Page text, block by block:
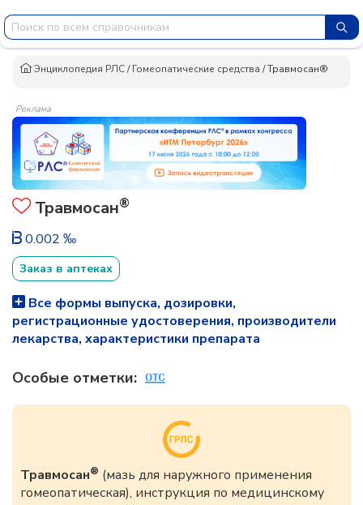
Энциклопедия РЛС/Гомеопатические средства /Травмосан®
Реклама
Травмосан®
0.002 ‰
Заказ в аптеках
Все формы выпуска, дозировки,
регистрационные удостоверения, производители
лекарства, характеристики препарата
Особые отметки:
Травмосан® (мазь для наружного применения
гомеопатическая), инструкция по медицинскому